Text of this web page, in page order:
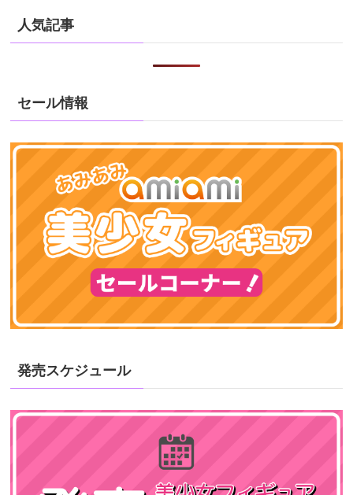
人気記事
セール情報
発売スケジュール